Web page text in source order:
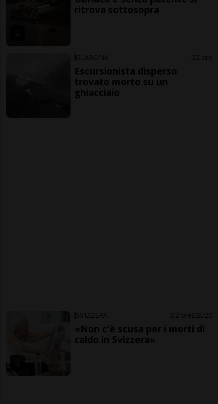
ritrova sottosopra
GLARONA 2 ore
Escursionista disperso
trovato morto su un
ghiacciaio
SVIZZERA 2 ore 2 20
«Non c'è scusa per i morti di
caldo in Svizzera»